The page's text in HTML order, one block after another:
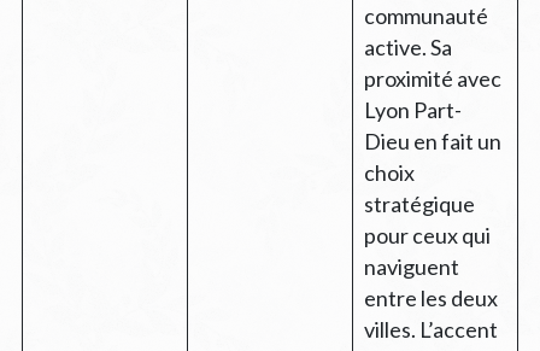
communauté
active. Sa
proximité avec
Lyon Part-
Dieu en fait un
choix
stratégique
pour ceux qui
naviguent
entre les deux
villes. L’accent